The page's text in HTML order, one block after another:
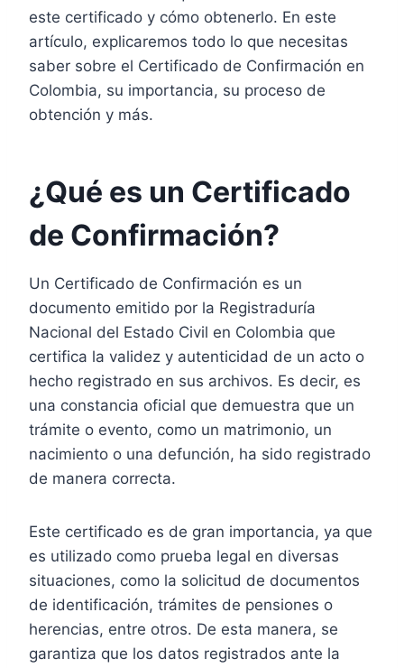
este certificado y cómo obtenerlo. En este
artículo, explicaremos todo lo que necesitas
saber sobre el Certificado de Confirmación en
Colombia, su importancia, su proceso de
obtención y más.
¿Qué es un Certificado
de Confirmación?
Un Certificado de Confirmación es un
documento emitido por la Registraduría
Nacional del Estado Civil en Colombia que
certifica la validez y autenticidad de un acto o
hecho registrado en sus archivos. Es decir, es
una constancia oficial que demuestra que un
trámite o evento, como un matrimonio, un
nacimiento o una defunción, ha sido registrado
de manera correcta.
Este certificado es de gran importancia, ya que
es utilizado como prueba legal en diversas
situaciones, como la solicitud de documentos
de identificación, trámites de pensiones o
herencias, entre otros. De esta manera, se
garantiza que los datos registrados ante la